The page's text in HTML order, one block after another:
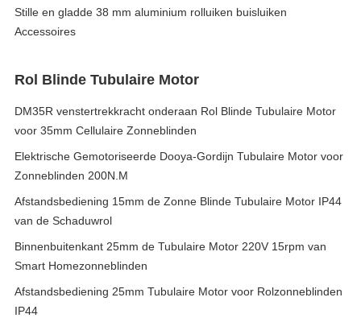
Stille en gladde 38 mm aluminium rolluiken buisluiken
Accessoires
Rol Blinde Tubulaire Motor
DM35R venstertrekkracht onderaan Rol Blinde Tubulaire Motor
voor 35mm Cellulaire Zonneblinden
Elektrische Gemotoriseerde Dooya-Gordijn Tubulaire Motor voor
Zonneblinden 200N.M
Afstandsbediening 15mm de Zonne Blinde Tubulaire Motor IP44
van de Schaduwrol
Binnenbuitenkant 25mm de Tubulaire Motor 220V 15rpm van
Smart Homezonneblinden
Afstandsbediening 25mm Tubulaire Motor voor Rolzonneblinden
IP44